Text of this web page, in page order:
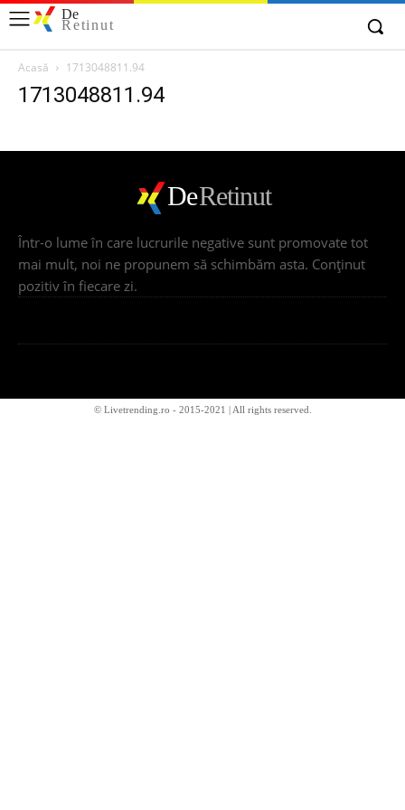
De
Retinut
Acasă 1713048811.94
1713048811.94
DeRetinut
Într-o lume în care lucrurile negative sunt promovate tot
mai mult, noi ne propunem să schimbăm asta. Conţinut
pozitiv în fiecare zi.
© Livetrending.ro - 2015-2021 | All rights reserved.